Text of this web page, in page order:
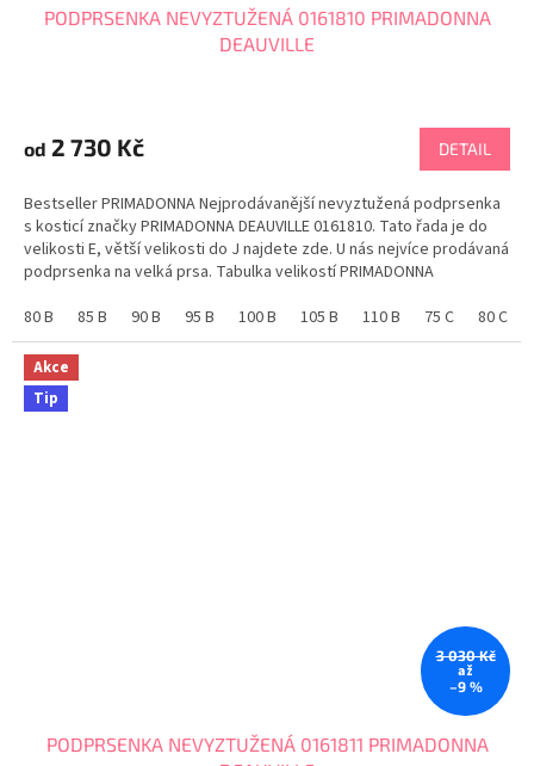
PODPRSENKA NEVYZTUŽENÁ 0161810 PRIMADONNA
DEAUVILLE
produktu
je
z
5
hvězdiček.
od 2 730 Kč DETAIL
Bestseller PRIMADONNA Nejprodávanější nevyztužená podprsenka
s kosticí značky PRIMADONNA DEAUVILLE 0161810. Tato řada je do
velikosti E, větší velikosti do J najdete zde. U nás nejvíce prodávaná
podprsenka na velká prsa. Tabulka velikostí PRIMADONNA
80 B
85 B 90 B 95 B 100 B 105 B 110 B 75 C 80 C
Akce
Tip
3 030 Kč
až
–9 %
PODPRSENKA NEVYZTUŽENÁ 0161811 PRIMADONNA